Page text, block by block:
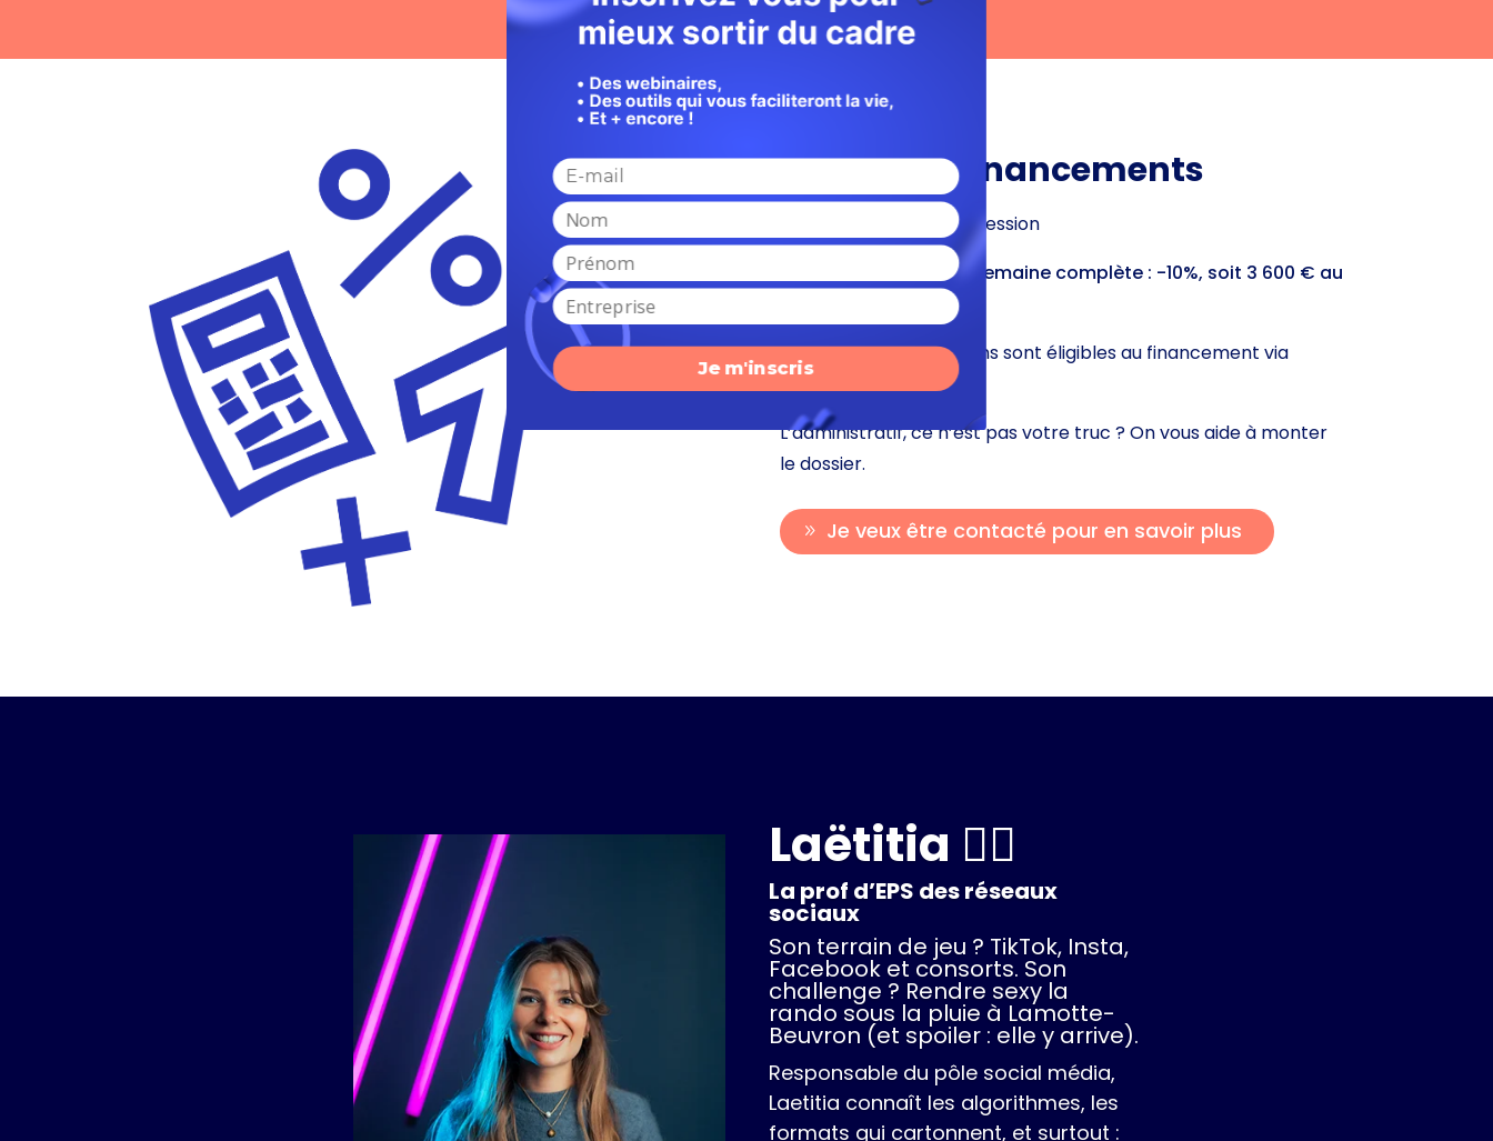
💸 Tarifs & financements
🟢 À partir de 360 € la session
🔁 Tarifs dégressifs :Semaine complète : -10%, soit 3 600 € au
💼 Toutes nos formations sont éligibles au financement via
L’administratif, ce n’est pas votre truc ? On vous aide à monter
le dossier.
Je veux être contacté pour en savoir plus
Laëtitia 🚴‍♀️
La prof d’EPS des réseaux
sociaux
Son terrain de jeu ? TikTok, Insta,
Facebook et consorts. Son
challenge ? Rendre sexy la
rando sous la pluie à Lamotte-
Beuvron (et spoiler : elle y arrive).
Responsable du pôle social média,
Laetitia connaît les algorithmes, les
formats qui cartonnent, et surtout :
Je m'inscris